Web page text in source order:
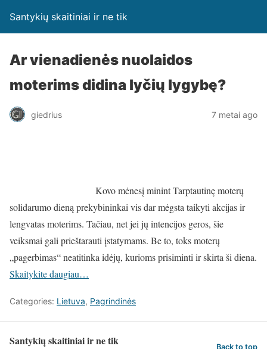
Santykių skaitiniai ir ne tik
Ar vienadienės nuolaidos
moterims didina lyčių lygybę?
giedrius 7 metai ago
Kovo mėnesį minint Tarptautinę moterų
solidarumo dieną prekybininkai vis dar mėgsta taikyti akcijas ir
lengvatas moterims. Tačiau, net jei jų intencijos geros, šie
veiksmai gali prieštarauti įstatymams. Be to, toks moterų
„pagerbimas“ neatitinka idėjų, kurioms prisiminti ir skirta ši diena.
Skaitykite daugiau…
Categories: Lietuva, Pagrindinės
Santykių skaitiniai ir ne tik Back to top